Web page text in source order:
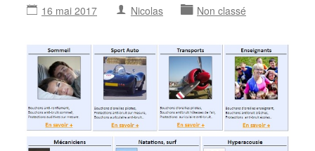
16 mai 2017 Nicolas Non classé